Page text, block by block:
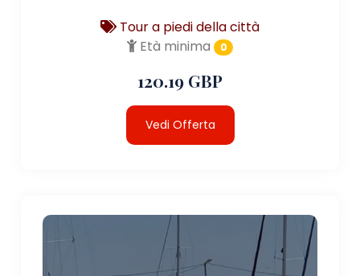
Tour a piedi della città
Età minima
0
120.19 GBP
Vedi Offerta